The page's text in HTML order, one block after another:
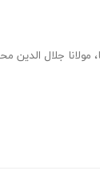
، مولانا جلال الدین